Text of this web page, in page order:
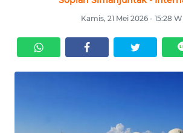
Kamis, 21 Mei 2026 - 15:28
POLHUKAM
KRIMINAL
EKUIN